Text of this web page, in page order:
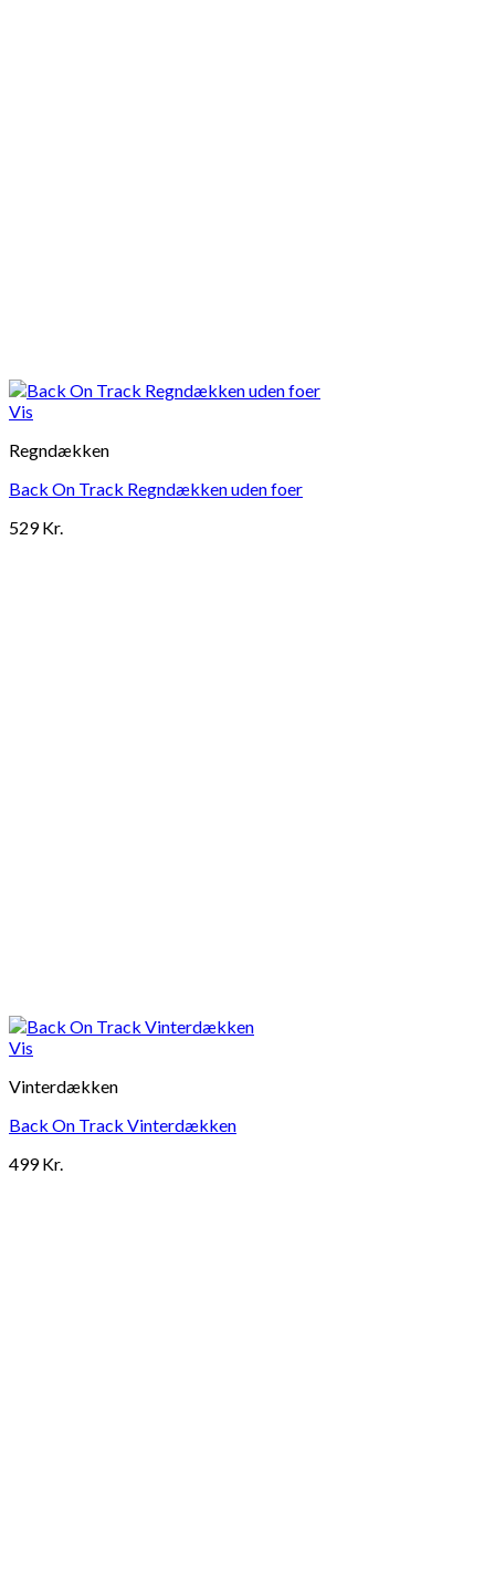
Vis
Regndækken
Back On Track Regndækken uden foer
529Kr.
Vis
Vinterdækken
Back On Track Vinterdækken
499Kr.